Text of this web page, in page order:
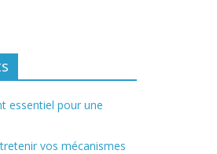
essentiel pour une
vos mécanismes